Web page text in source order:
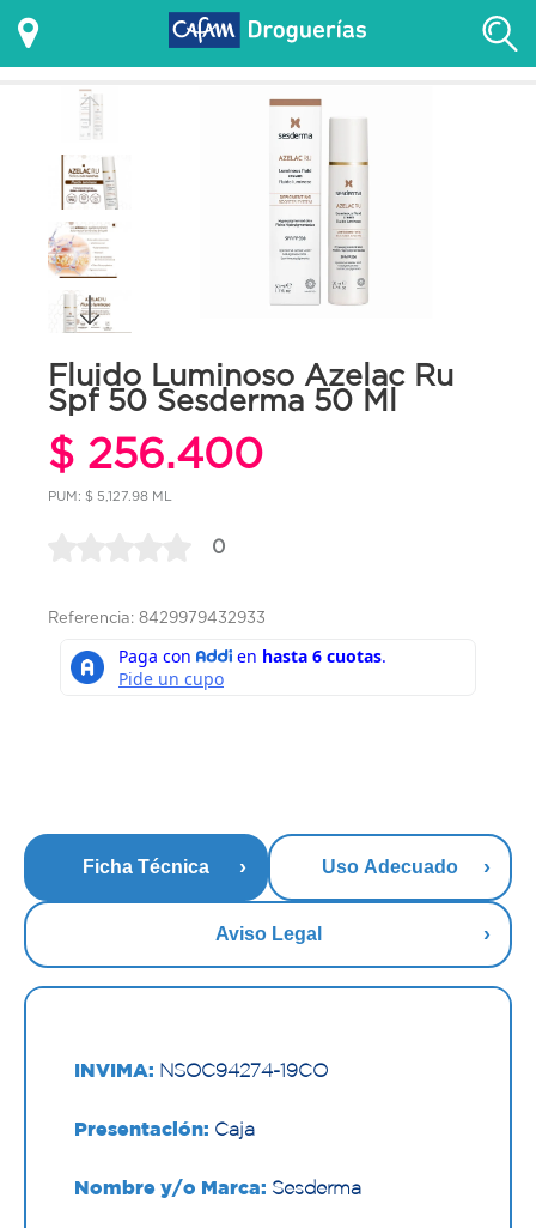
Fluido Luminoso Azelac Ru
Spf 50 Sesderma 50 Ml
$ 256.400
PUM: $ 5,127.98 ML
0
Referencia: 8429979432933
Ficha Técnica Uso Adecuado
Aviso Legal
INVIMA: NSOC94274-19CO
Presentación: Caja
Nombre y/o Marca: Sesderma